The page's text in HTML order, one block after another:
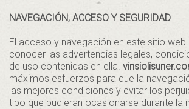
NAVEGACIÓN, ACCESO Y SEGURIDAD
El acceso y navegación en este sitio
conocer las advertencias legales,
de uso contenidas en ella.
máximos esfuerzos para que la
las mejores condiciones y evitar los
tipo que pudieran ocasionarse durante la